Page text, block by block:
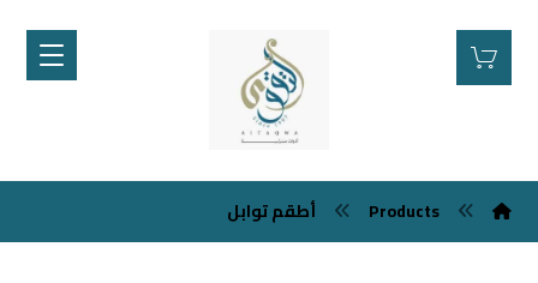
Products أطقم توابل